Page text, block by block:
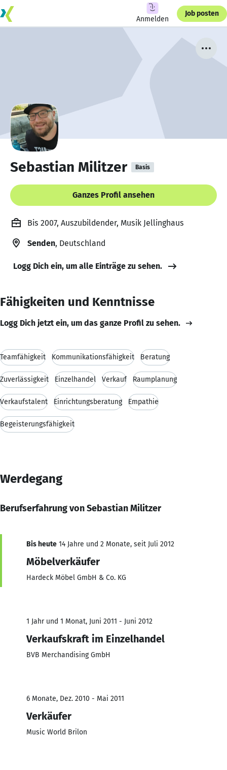
Anmelden
Job posten
Sebastian Militzer Basis
Ganzes Profil ansehen
Bis 2007, Auszubildender, Musik Jellinghaus
Senden, Deutschland
Logg Dich ein, um alle Einträge zu sehen.
Fähigkeiten und Kenntnisse
Logg Dich jetzt ein, um das ganze Profil zu sehen.
Teamfähigkeit Kommunikationsfähigkeit Beratung
Zuverlässigkeit Einzelhandel Verkauf Raumplanung
Verkaufstalent Einrichtungsberatung Empathie
Begeisterungsfähigkeit
Werdegang
Berufserfahrung von Sebastian Militzer
Bis heute 14 Jahre und 2 Monate, seit Juli 2012
Möbelverkäufer
Hardeck Möbel GmbH & Co. KG
1 Jahr und 1 Monat, Juni 2011 - Juni 2012
Verkaufskraft im Einzelhandel
BVB Merchandising GmbH
6 Monate, Dez. 2010 - Mai 2011
Verkäufer
Music World Brilon